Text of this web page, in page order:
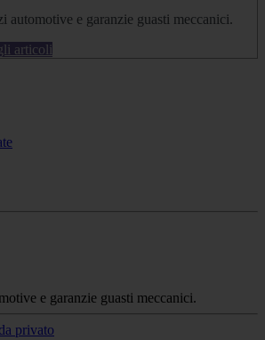
automotive e garanzie guasti meccanici.
articoli
e garanzie guasti meccanici.